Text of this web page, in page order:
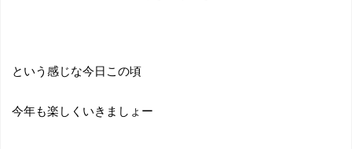
という感じな今日この頃
今年も楽しくいきましょー